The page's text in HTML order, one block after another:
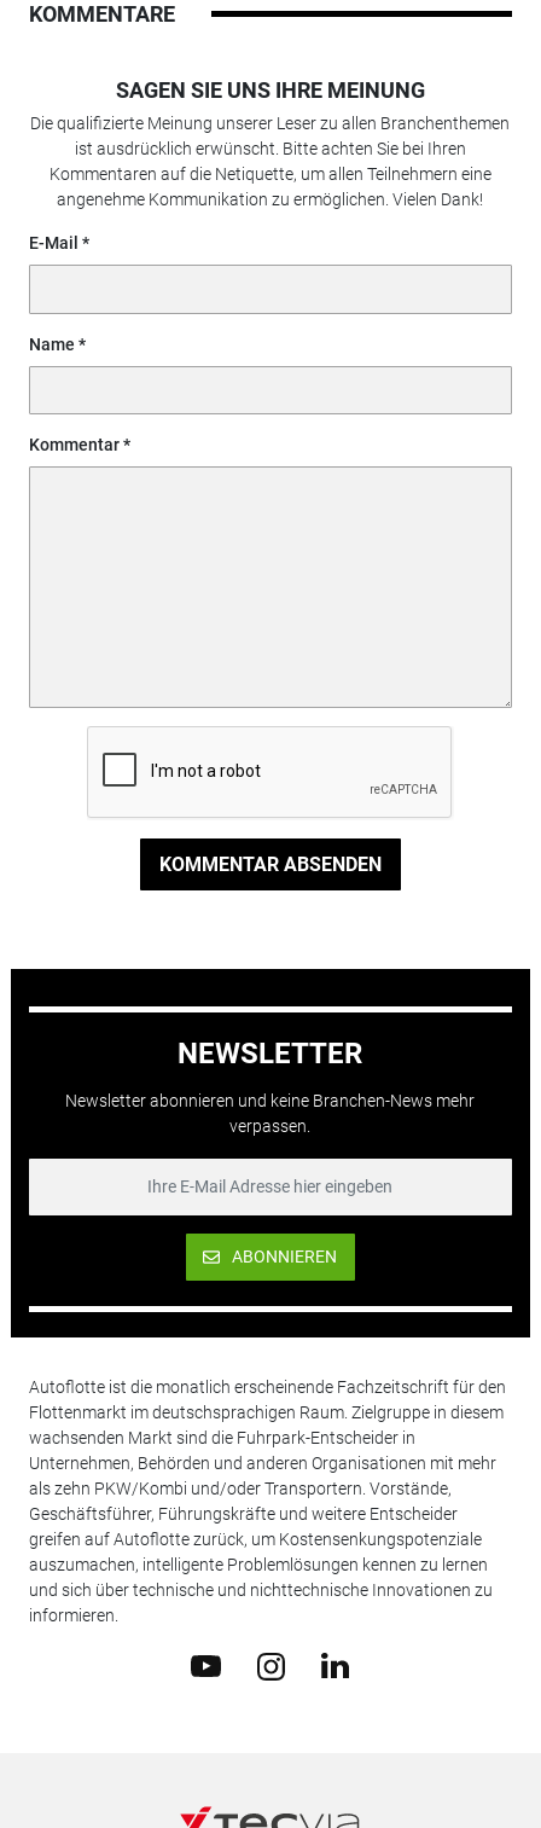
KOMMENTARE
SAGEN SIE UNS IHRE MEINUNG
Die qualifizierte Meinung unserer Leser zu allen Branchenthemen
ist ausdrücklich erwünscht. Bitte achten Sie bei Ihren
Kommentaren auf die Netiquette, um allen Teilnehmern eine
angenehme Kommunikation zu ermöglichen. Vielen Dank!
E-Mail
Name
Kommentar
KOMMENTAR ABSENDEN
NEWSLETTER
Newsletter abonnieren und keine Branchen-News mehr
verpassen.
ABONNIEREN
Autoflotte ist die monatlich erscheinende Fachzeitschrift für den
Flottenmarkt im deutschsprachigen Raum. Zielgruppe in diesem
wachsenden Markt sind die Fuhrpark-Entscheider in
Unternehmen, Behörden und anderen Organisationen mit mehr
als zehn PKW/Kombi und/oder Transportern. Vorstände,
Geschäftsführer, Führungskräfte und weitere Entscheider
greifen auf Autoflotte zurück, um Kostensenkungspotenziale
auszumachen, intelligente Problemlösungen kennen zu lernen
und sich über technische und nichttechnische Innovationen zu
informieren.